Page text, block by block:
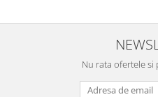
Nu rata ofertele